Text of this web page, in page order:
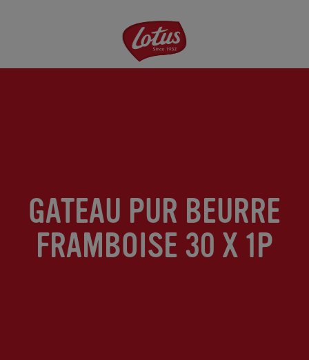
principal
GATEAU PUR BEURRE
FRAMBOISE 30 X 1P